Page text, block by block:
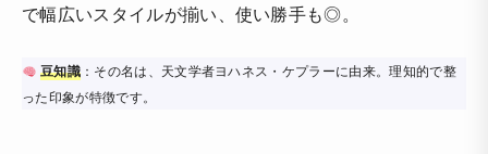
で幅広いスタイルが揃い、使い勝手も◎。
豆知識：その名は、天文学者ヨハネス・ケプラーに由来。理知的で整
った印象が特徴です。